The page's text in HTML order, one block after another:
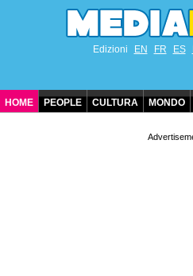
Edizioni EN FR ES
HOME PEOPLE CULTURA MONDO